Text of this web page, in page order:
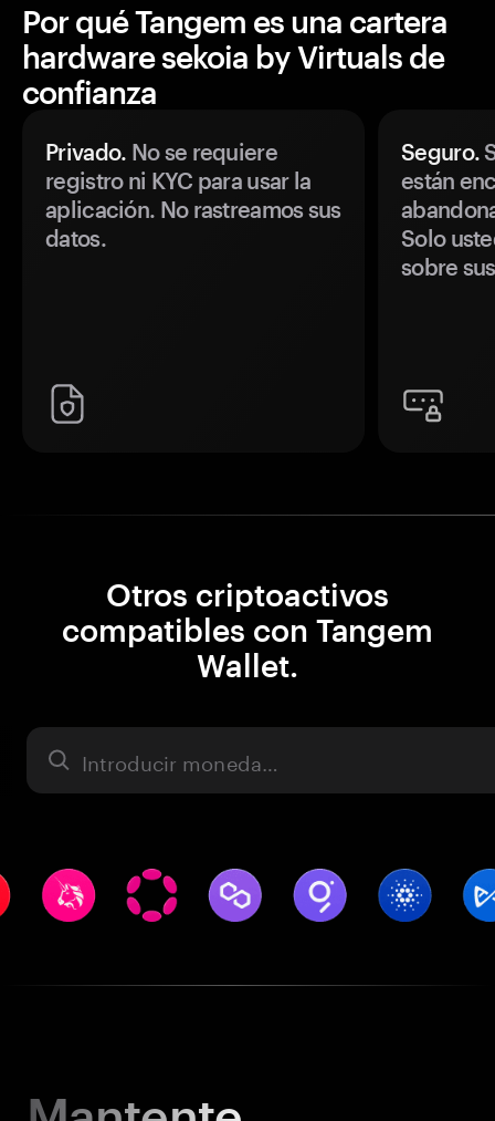
Por qué Tangem es una cartera
hardware sekoia by Virtuals de
confianza
Privado. No se requiere
registro ni KYC para usar la
aplicación. No rastreamos sus
datos.
Seguro.
están
Solo
sobre
Otros criptoactivos
compatibles con Tangem
Wallet.
Activo